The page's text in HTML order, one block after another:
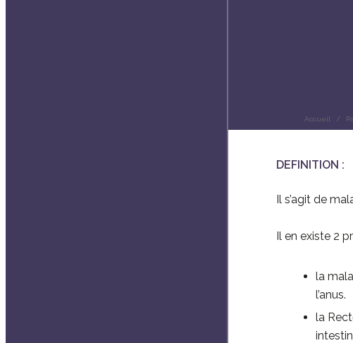
Accueil
DEFINITION :
Il s’agit de
Il en existe 2
la
l’anus.
la